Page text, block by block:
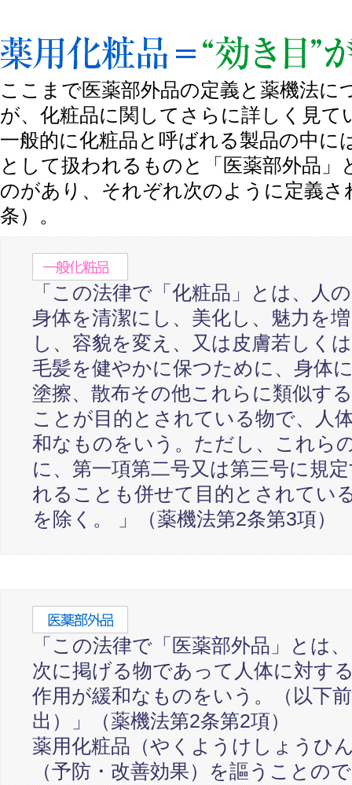
ここまで医薬部外品の定義と薬機法に
が、化粧品に関してさらに詳しく見て
一般的に化粧品と呼ばれる製品の中に
として扱われるものと「医薬部外品
のがあり、それぞれ次のように定義さ
条）。
「この法律で「化粧品」とは、人の
身体を清潔にし、美化し、魅力を増
し、容貌を変え、又は皮膚若しくは
毛髪を健やかに保つために、身体
塗擦、散布その他これらに類似す
ことが目的とされている物で、人
和なものをいう。ただし、これら
に、第一項第二号又は第三号に規
れることも併せて目的とされてい
を除く。 」（薬機法第2条第3項）
「この法律で「医薬部外品」とは、
次に掲げる物であって人体に対す
作用が緩和なものをいう。（以下前
出）」（薬機法第2条第2項）
薬用化粧品（やくようけしょうひ
（予防・改善効果）を謳うことの